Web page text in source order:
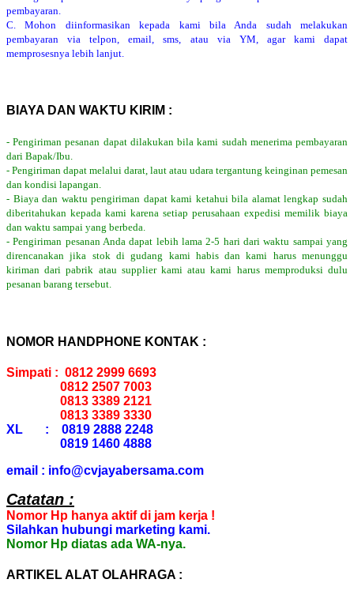
pembayaran.
C. Mohon diinformasikan kepada kami bila Anda sudah melakukan
pembayaran via telpon, email, sms, atau via YM, agar kami dapat
memprosesnya lebih lanjut.
BIAYA DAN WAKTU KIRIM :
- Pengiriman pesanan dapat dilakukan bila kami sudah menerima pembayaran
dari Bapak/Ibu.
- Pengiriman dapat melalui darat, laut atau udara tergantung keinginan pemesan
dan kondisi lapangan.
- Biaya dan waktu pengiriman dapat kami ketahui bila alamat lengkap sudah
diberitahukan kepada kami karena setiap perusahaan expedisi memilik biaya
dan waktu sampai yang berbeda.
- Pengiriman pesanan Anda dapat lebih lama 2-5 hari dari waktu sampai yang
direncanakan jika stok di gudang kami habis dan kami harus menunggu
kiriman dari pabrik atau supplier kami atau kami harus memproduksi dulu
pesanan barang tersebut.
NOMOR HANDPHONE KONTAK :
Simpati : 0812 2999 6693
0812 2507 7003
0813 3389 2121
0813 3389 3330
XL : 0819 2888 2248
0819 1460 4888
email : info@cvjayabersama.com
Catatan :
Nomor Hp hanya aktif di jam kerja !
Silahkan hubungi marketing kami.
Nomor Hp diatas ada WA-nya.
ARTIKEL ALAT OLAHRAGA :